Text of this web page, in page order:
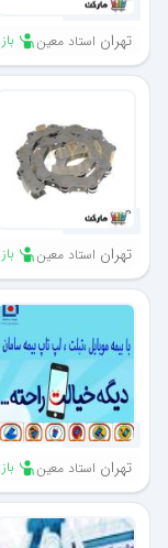
1 ماه پیش
تهران استاد معین باز
1 ماه پیش
تهران استاد معین باز
1 ماه پیش
تهران استاد معین باز